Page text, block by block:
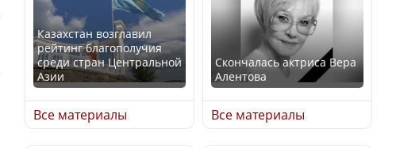
Казахстан возглавил
рейтинг благополучия
среди стран Центральной
Азии
Все материалы
Скончалась актриса Вера
Алентова
Все материалы